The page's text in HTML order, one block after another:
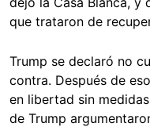
que trataron de
Trump se declaró no
contra. Después de
en libertad sin
de Trump